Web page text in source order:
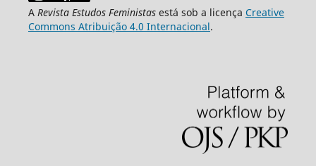
A Revista Estudos Feministasestá sob a licença Creative
Commons Atribuição 4.0 Internacional.